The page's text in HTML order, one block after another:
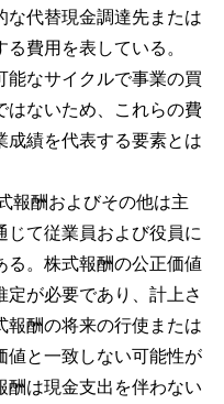
代替現金調達先または
費用を表している。
能なサイクルで事業の買
はないため、これらの費
成績を代表する要素とは
報酬およびその他は主
じて従業員および役員に
る。株式報酬の公正価値
が必要であり、計上さ
酬の将来の行使または
値と一致しない可能性が
酬は現金支出を伴わない